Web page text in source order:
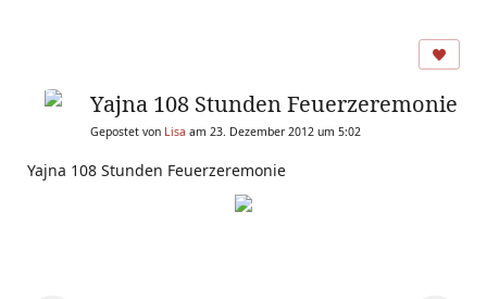
Yajna 108 Stunden Feuerzeremonie
Gepostet von Lisa am 23. Dezember 2012 um 5:02
Yajna 108 Stunden Feuerzeremonie